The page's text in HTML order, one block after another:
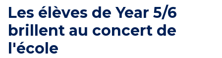
Les élèves de Year 5/6
brillent au concert de
l'école